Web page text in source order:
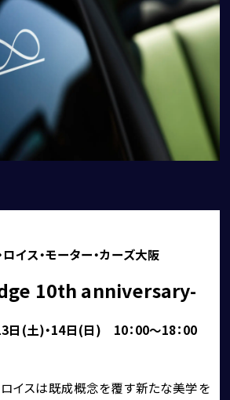
DESIGN
ロイス・モーター・カーズ大阪
10th anniversary-
日(土)・14日(日)　10：00～18：00
ロイスは既成概念を覆す新たな美学を